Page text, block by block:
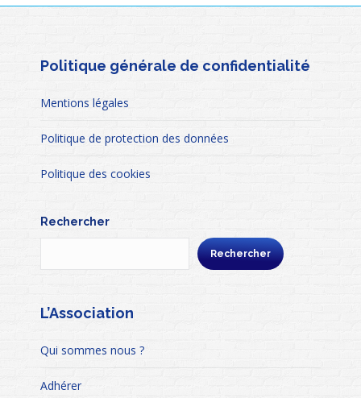
Politique générale de confidentialité
Mentions légales
Politique de protection des données
Politique des cookies
Rechercher
Rechercher
L’Association
Qui sommes nous ?
Adhérer